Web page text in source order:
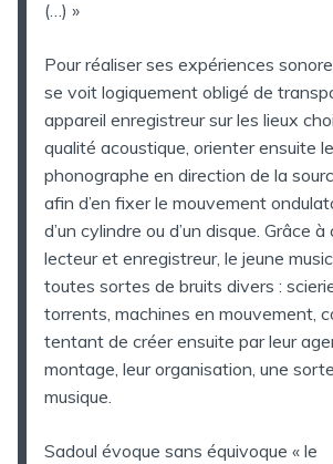
(…) »
Pour réaliser ses expériences
se voit logiquement obligé de
appareil enregistreur sur les lieux
qualité acoustique, orienter ensuite
phonographe en direction de la
afin d’en fixer le mouvement
d’un cylindre ou d’un disque. Grâce
lecteur et enregistreur, le jeune
toutes sortes de bruits divers :
torrents, machines en mouvement,
tentant de créer ensuite par leur
montage, leur organisation, une
musique.
Sadoul évoque sans équivoque « le